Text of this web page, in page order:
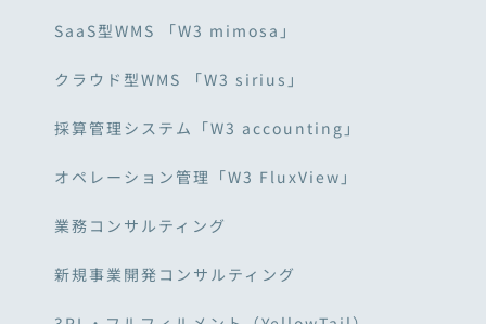
SaaS型WMS 「W3 mimosa」
クラウド型WMS 「W3 sirius」
採算管理システム「W3 accounting」
オペレーション管理「W3 FluxView」
業務コンサルティング
新規事業開発コンサルティング